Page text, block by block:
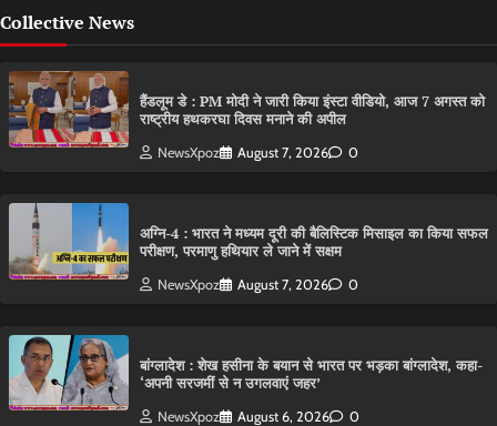
Collective News
हैंडलूम डे : PM मोदी ने जारी किया इंस्टा वीडियो, आज 7 अगस्त को
राष्ट्रीय हथकरघा दिवस मनाने की अपील
NewsXpoz August 7, 2026 0
अग्नि-4 : भारत ने मध्यम दूरी की बैलिस्टिक मिसाइल का किया सफल
परीक्षण, परमाणु हथियार ले जाने में सक्षम
NewsXpoz August 7, 2026 0
बांग्लादेश : शेख हसीना के बयान से भारत पर भड़का बांग्लादेश, कहा-
‘अपनी सरजमीं से न उगलवाएं जहर’
NewsXpoz August 6, 2026 0